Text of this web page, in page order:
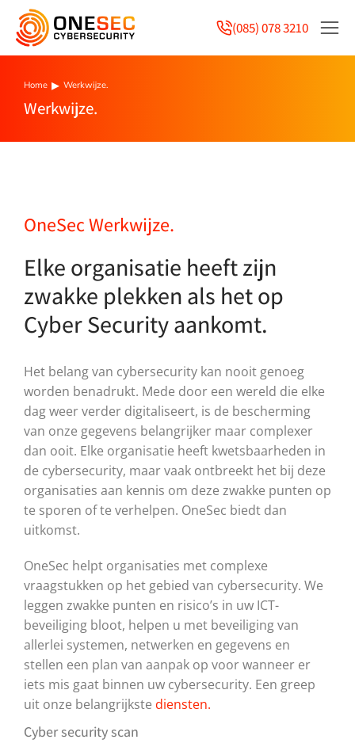
(085) 078 3210
You are here:
Home Werkwijze.
Werkwijze.
OneSec Werkwijze.
Elke organisatie heeft zijn
zwakke plekken als het op
Cyber Security aankomt.
Het belang van cybersecurity kan nooit genoeg
worden benadrukt. Mede door een wereld die elke
dag weer verder digitaliseert, is de bescherming
van onze gegevens belangrijker maar complexer
dan ooit. Elke organisatie heeft kwetsbaarheden in
de cybersecurity, maar vaak ontbreekt het bij deze
organisaties aan kennis om deze zwakke punten op
te sporen of te verhelpen. OneSec biedt dan
uitkomst.
OneSec helpt organisaties met complexe
vraagstukken op het gebied van cybersecurity. We
leggen zwakke punten en risico’s in uw ICT-
beveiliging bloot, helpen u met beveiliging van
allerlei systemen, netwerken en gegevens en
stellen een plan van aanpak op voor wanneer er
iets mis gaat binnen uw cybersecurity. Een greep
uit onze belangrijkste diensten.
Cyber security scan